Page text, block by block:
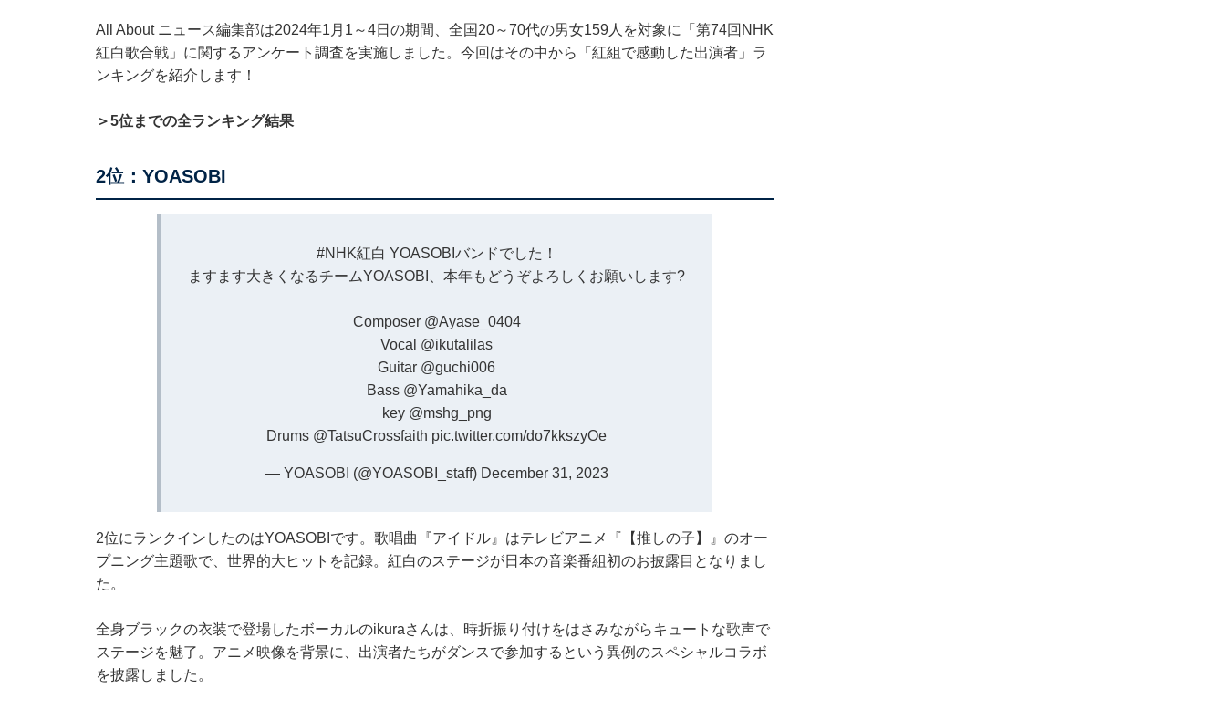
All About ニュース編集部は2024年1月1～4日の期間、全国20～70代の男女159人を対象に「第74回NHK
紅白歌合戦」に関するアンケート調査を実施しました。今回はその中から「紅組で感動した出演者」ラ
ンキングを紹介します！
＞5位までの全ランキング結果
2位：YOASOBI
#NHK紅白 YOASOBIバンドでした！
ますます大きくなるチームYOASOBI、本年もどうぞよろしくお願いします?
Composer @Ayase_0404
Vocal @ikutalilas
Guitar @guchi006
Bass @Yamahika_da
key @mshg_png
Drums @TatsuCrossfaith pic.twitter.com/do7kkszyOe
— YOASOBI (@YOASOBI_staff) December 31, 2023
2位にランクインしたのはYOASOBIです。歌唱曲『アイドル』はテレビアニメ『【推しの子】』のオー
プニング主題歌で、世界的大ヒットを記録。紅白のステージが日本の音楽番組初のお披露目となりまし
た。
全身ブラックの衣装で登場したボーカルのikuraさんは、時折振り付けをはさみながらキュートな歌声で
ステージを魅了。アニメ映像を背景に、出演者たちがダンスで参加するという異例のスペシャルコラボ
を披露しました。